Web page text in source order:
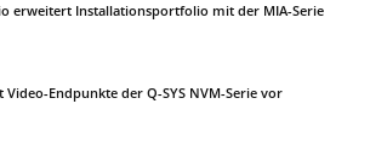
erweitert Installationsportfolio mit der MIA-Serie
Video-Endpunkte der Q-SYS NVM-Serie vor